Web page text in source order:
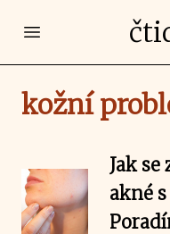
Open main menu
kožní
Jak
akné